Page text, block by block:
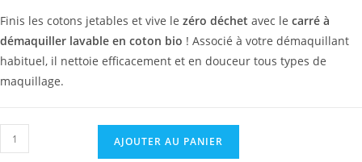
Finis les cotons jetables et vive le zéro déchet avec le carré à
démaquiller lavable en coton bio ! Associé à votre démaquillant
habituel, il nettoie efficacement et en douceur tous types de
maquillage.
quantité
de
AJOUTER AU PANIER